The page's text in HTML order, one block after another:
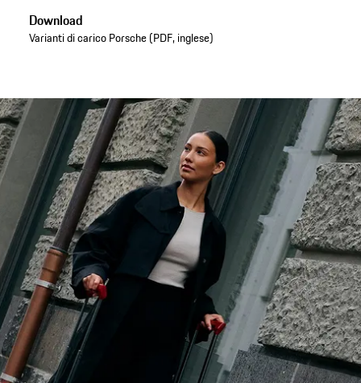
Download
Varianti di carico Porsche (PDF, inglese)